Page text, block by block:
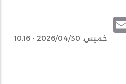
خميس, 2026/04/30 - 10:16